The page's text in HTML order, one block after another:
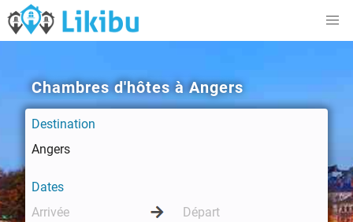
Chambres d'hôtes à Angers
Destination
Dates